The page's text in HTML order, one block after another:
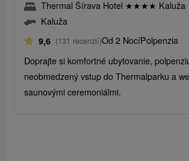
Thermal Šírava Hotel ★★★★ Kaluža
Kaluža
9,6 (131 recenzií)Od 2 NocíPolpenzia
Doprajte si komfortné ubytovanie,
neobmedzený vstup do Thermalparku a
saunovými ceremoniálmi.